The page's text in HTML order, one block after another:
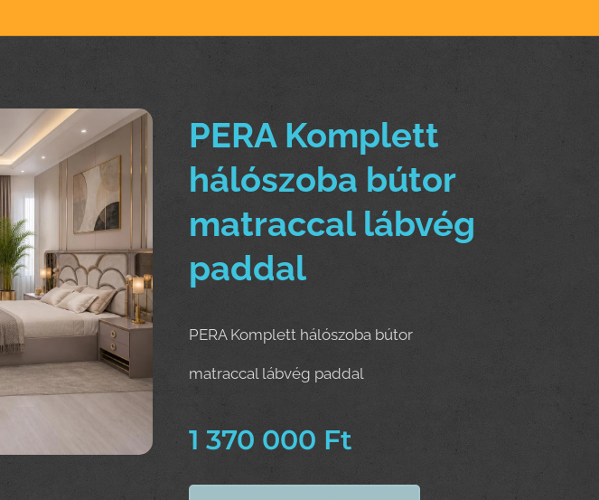
PERA Komplett
hálószoba bútor
matraccal lábvég
paddal
PERA Komplett hálószoba bútor
matraccal lábvég paddal
1 370 000 Ft